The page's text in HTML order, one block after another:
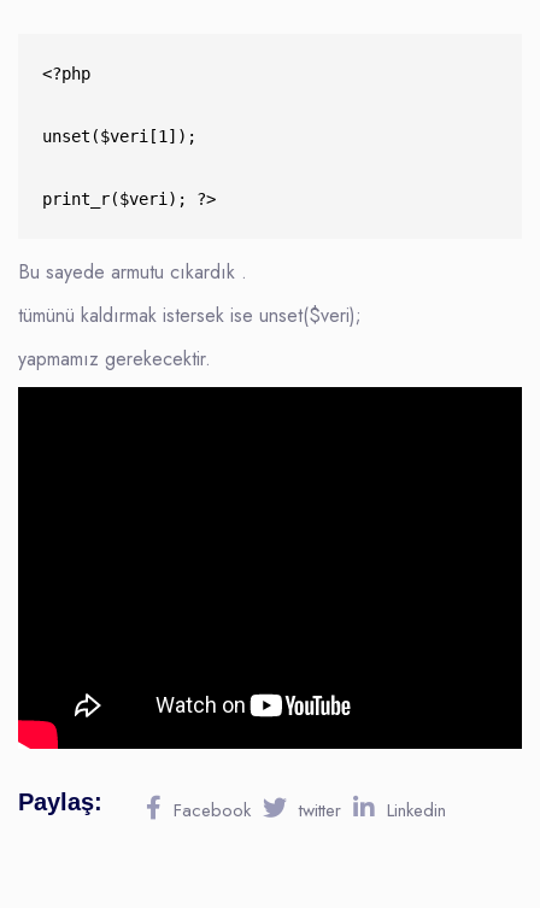
<?php
unset($veri[1]);
print_r($veri); ?>
Bu sayede armutu cıkardık .
tümünü kaldırmak istersek ise unset($veri);
yapmamız gerekecektir.
Paylaş: Facebook twitter Linkedin